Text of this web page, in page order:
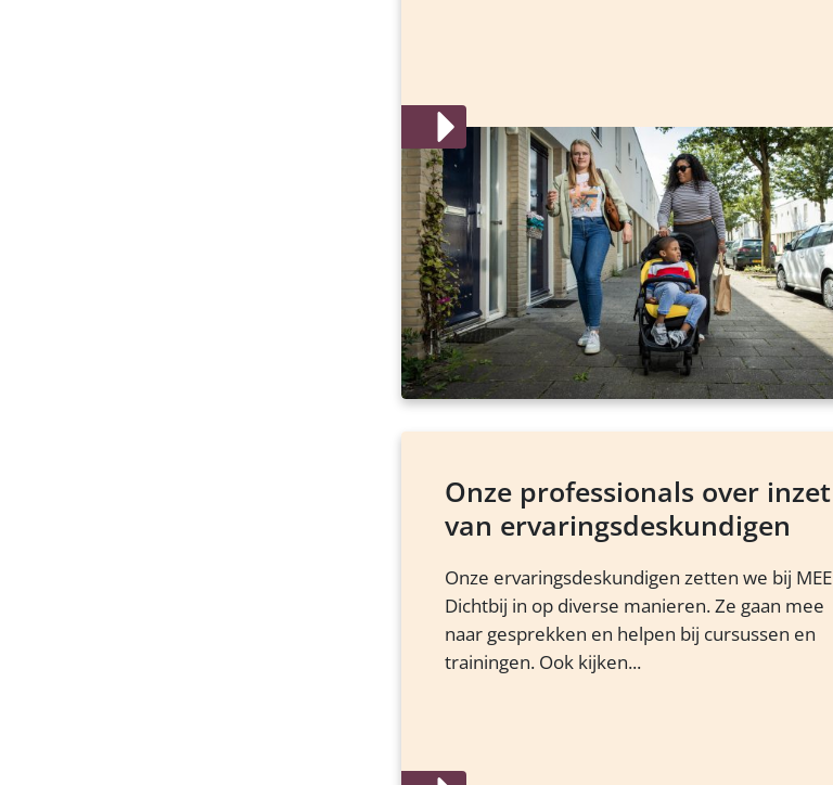
Onze professionals over inzet
van ervaringsdeskundigen
Onze ervaringsdeskundigen zetten we bij MEE
Dichtbij in op diverse manieren. Ze gaan mee
naar gesprekken en helpen bij cursussen en
trainingen. Ook kijken...